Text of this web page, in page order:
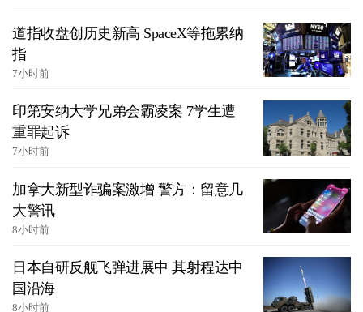
道指收盘创历史新高 SpaceX等拖累纳
指
7小时前
印第安纳大学兄弟会霸凌案 7学生遭
重罪起诉
7小时前
加拿大新型诈骗案激增 警方：留意几
大警讯
8小时前
日本自研反舰飞弹进展中 其射程达中
国沿海
8小时前